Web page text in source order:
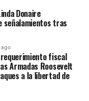
Donaire
señalamientos tras
fiscal
Armadas Roosevelt
a la libertad de